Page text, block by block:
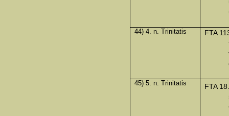
44) 4. n. Trinitatis
FTA
45) 5. n. Trinitatis
FTA 18.